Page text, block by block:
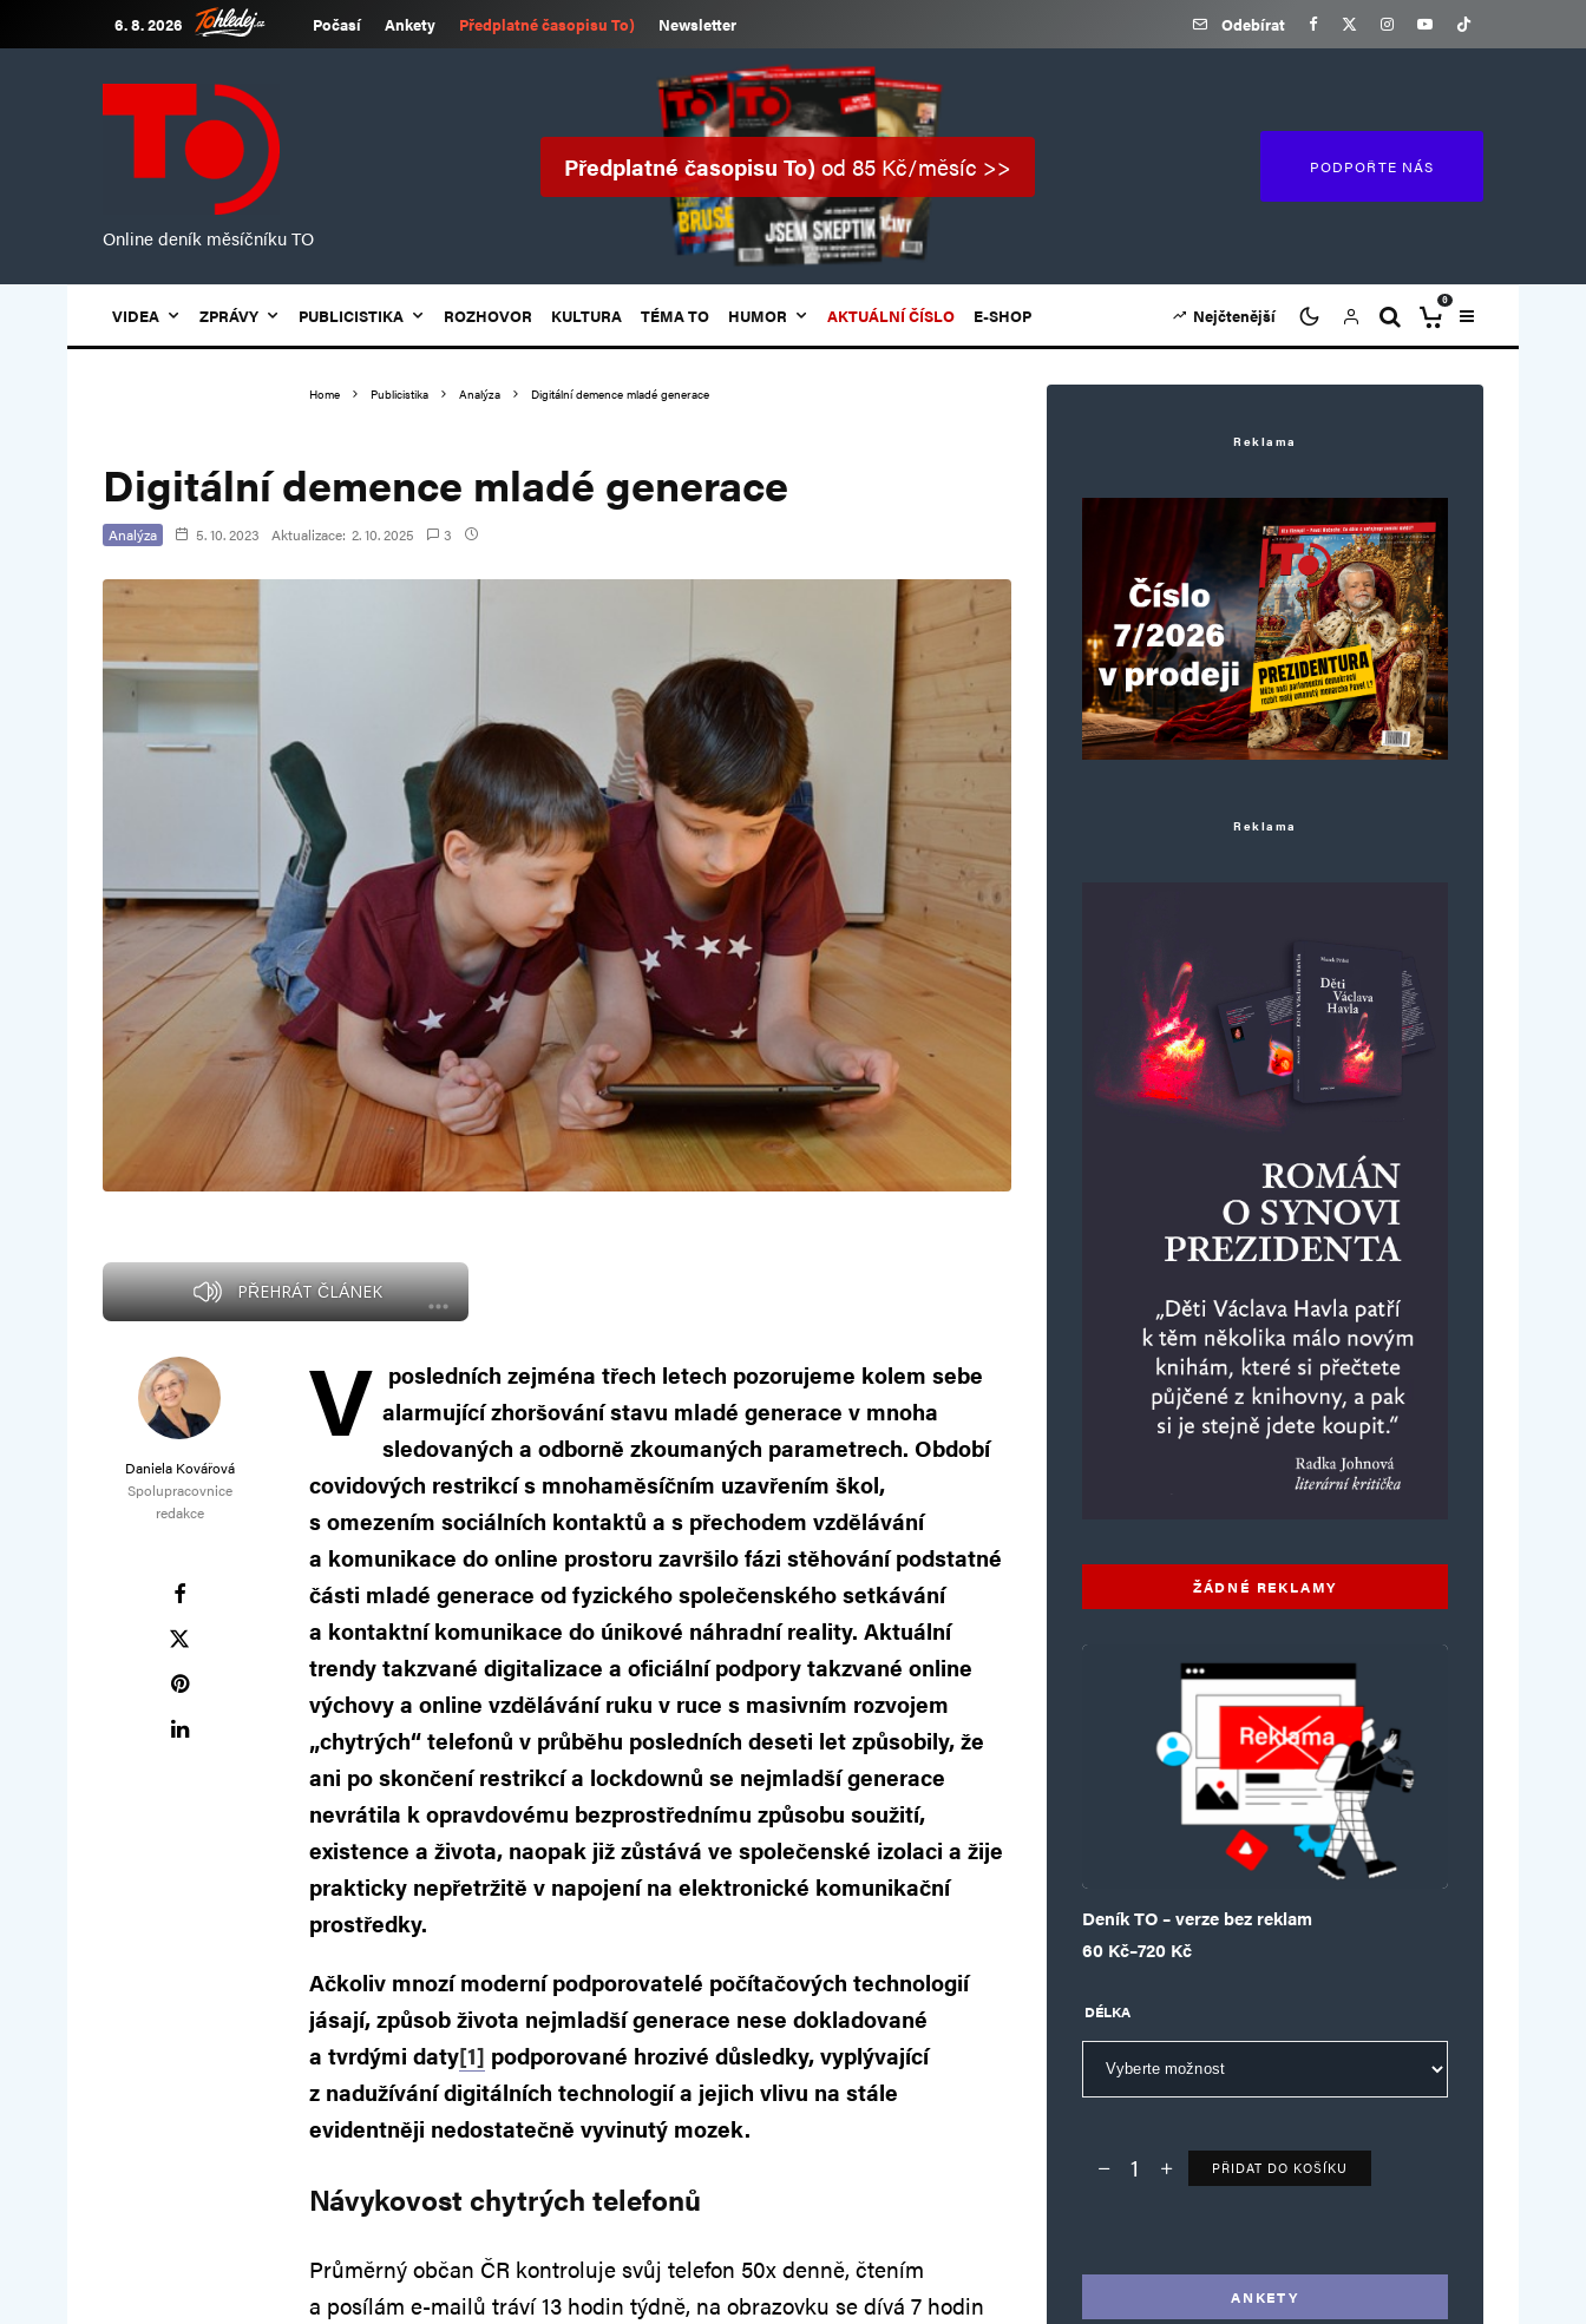
6. 8. 2026 Počasí Ankety Předplatné časopisu To) Newsletter Odebírat
Online deník měsíčníku TO
Předplatné časopisu To)od 85 Kč/měsíc >> PODPOŘTE NÁS
VIDEA ZPRÁVY PUBLICISTIKA ROZHOVOR KULTURA TÉMA TO HUMOR AKTUÁLNÍ ČÍSLO E-SHOP Nejčtenější
0
Home Publicistika Analýza Digitální demence mladé generace
Digitální demence mladé generace
Analýza 5. 10. 2023 Aktualizace: 2. 10. 2025 3
PŘEHRÁT ČLÁNEK
Daniela Kovářová
Spolupracovnice
redakce
V posledních zejména třech letech pozorujeme kolem sebe
alarmující zhoršování stavu mladé generace v mnoha
sledovaných a odborně zkoumaných parametrech. Období
covidových restrikcí s mnohaměsíčním uzavřením škol,
s omezením sociálních kontaktů a s přechodem vzdělávání
a komunikace do online prostoru završilo fázi stěhování podstatné
části mladé generace od fyzického společenského setkávání
a kontaktní komunikace do únikové náhradní reality. Aktuální
trendy takzvané digitalizace a oficiální podpory takzvané online
výchovy a online vzdělávání ruku v ruce s masivním rozvojem
„chytrých“ telefonů v průběhu posledních deseti let způsobily, že
ani po skončení restrikcí a lockdownů se nejmladší generace
nevrátila k opravdovému bezprostřednímu způsobu soužití,
existence a života, naopak již zůstává ve společenské izolaci a žije
prakticky nepřetržitě v napojení na elektronické komunikační
prostředky.
Ačkoliv mnozí moderní podporovatelé počítačových technologií
jásají, způsob života nejmladší generace nese dokladované
a tvrdými daty[1] podporované hrozivé důsledky, vyplývající
z nadužívání digitálních technologií a jejich vlivu na stále
evidentněji nedostatečně vyvinutý mozek.
Návykovost chytrých telefonů
Průměrný občan ČR kontroluje svůj telefon 50x denně, čtením
a posílám e-mailů tráví 13 hodin týdně, na obrazovku se dívá 7 hodin
Reklama
Reklama
ŽÁDNÉ REKLAMY
Deník TO – verze bez reklam
60 Kč–720 Kč
Rozpětí cen: 60 Kč až 720 Kč
DÉLKA
Deník TO – verze bez reklam množství
PŘIDAT DO KOŠÍKU
ANKETY